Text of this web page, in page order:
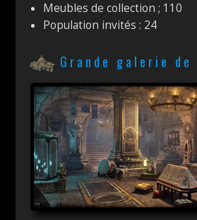
Meubles de collection ; 110
Population invités : 24
Grande galerie de